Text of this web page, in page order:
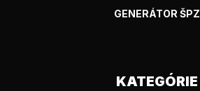
GENERÁTOR ŠPZ
KATEGÓRIE